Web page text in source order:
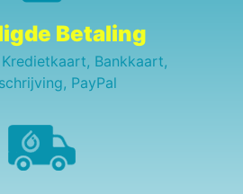
Betaling
Bankkaart,
PayPal